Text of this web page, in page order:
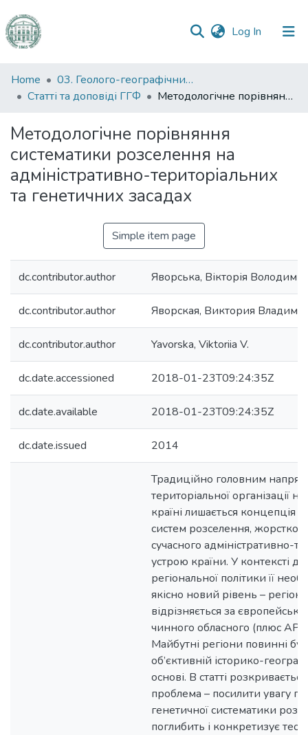
Log In (current)
Communities
&
All of DSpace
Statistics
Home
03. Геолого-географічний факультет
Статті та доповіді ГГФ
Методологічне порівняння систематики розселення на адміністративно-територіальних та генетичних засадах
Методологічне порівняння
систематики розселення на
адміністративно-територіальних
та генетичних засадах
Simple item page
dc.contributor.author Яворська, Вікторія
dc.contributor.author Яворская, Виктория
dc.contributor.author Yavorska, Viktoriia V.
dc.date.accessioned 2018-01-23T09:24:35Z
dc.date.available 2018-01-23T09:24:35Z
dc.date.issued 2014
Традиційно головним
територіальної організації
країні лишається концепція
систем розселення, жорстко
сучасного адміністративно-
устрою країни. У контексті
регіональної політики її
якісно новий рівень –
відрізняється за
чинного обласного (плюс АР
Майбутні регіони повинні
об’єктивній історико-
основі. В статті
проблема – посилити увагу
генетичної систематики
поглибить і конкретизує